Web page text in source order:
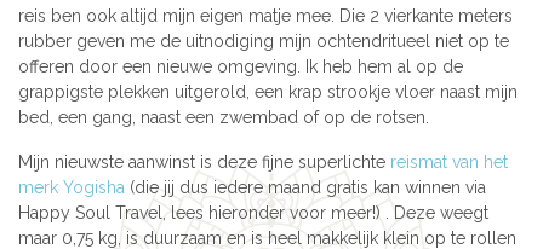
reis ben ook altijd mijn eigen matje mee. Die 2 vierkante meters
rubber geven me de uitnodiging mijn ochtendritueel niet op te
offeren door een nieuwe omgeving. Ik heb hem al op de
grappigste plekken uitgerold, een krap strookje vloer naast mijn
bed, een gang, naast een zwembad of op de rotsen.
Mijn nieuwste aanwinst is deze fijne superlichte reismat van het
merk Yogisha (die jij dus iedere maand gratis kan winnen via
Happy Soul Travel, lees hieronder voor meer!) . Deze weegt
maar 0,75 kg, is duurzaam en is heel makkelijk klein op te rollen